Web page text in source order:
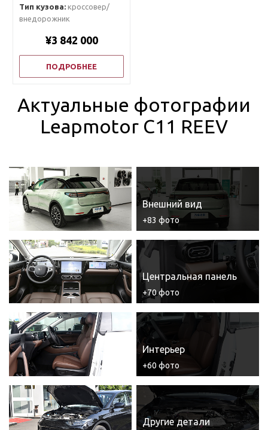
Тип кузова:кроссовер/
внедорожник
¥3 842 000
ПОДРОБНЕЕ
Актуальные фотографии
Leapmotor C11 REEV
Внешний вид
+83 фото
Центральная панель
+70 фото
Интерьер
+60 фото
Другие детали